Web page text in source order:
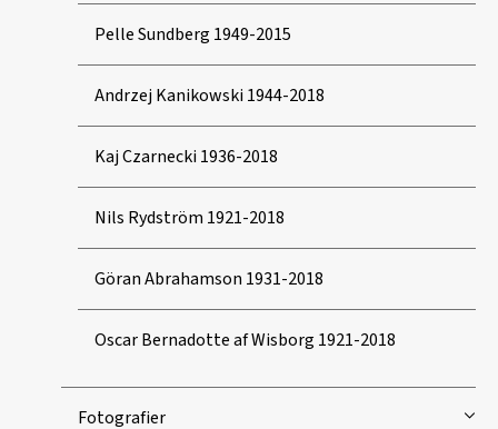
Pelle Sundberg 1949-2015
Andrzej Kanikowski 1944-2018
Kaj Czarnecki 1936-2018
Nils Rydström 1921-2018
Göran Abrahamson 1931-2018
Oscar Bernadotte af Wisborg 1921-2018
Fotografier